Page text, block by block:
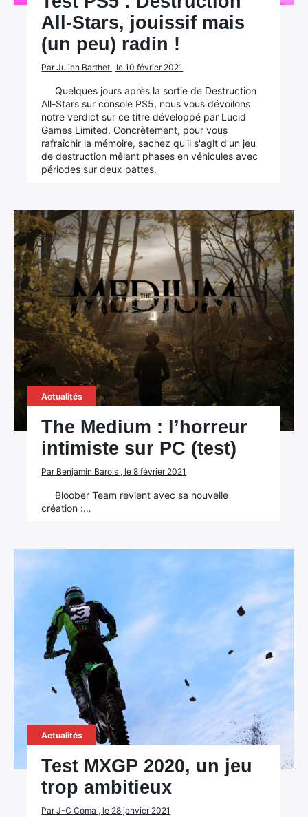
All-Stars, jouissif mais
(un peu) radin !
Par Julien Barthet , le 10 février 2021
Quelques jours après la sortie de Destruction
All-Stars sur console PS5, nous vous dévoilons
notre verdict sur ce titre développé par Lucid
Games Limited. Concrètement, pour vous
rafraîchir la mémoire, sachez qu'il s'agit d'un jeu
de destruction mêlant phases en véhicules avec
périodes sur deux pattes.
Actualités
The Medium : l’horreur
intimiste sur PC (test)
Par Benjamin Barois , le 8 février 2021
Bloober Team revient avec sa nouvelle
création :…
Actualités
Test MXGP 2020, un jeu
trop ambitieux
Par J-C Coma , le 28 janvier 2021